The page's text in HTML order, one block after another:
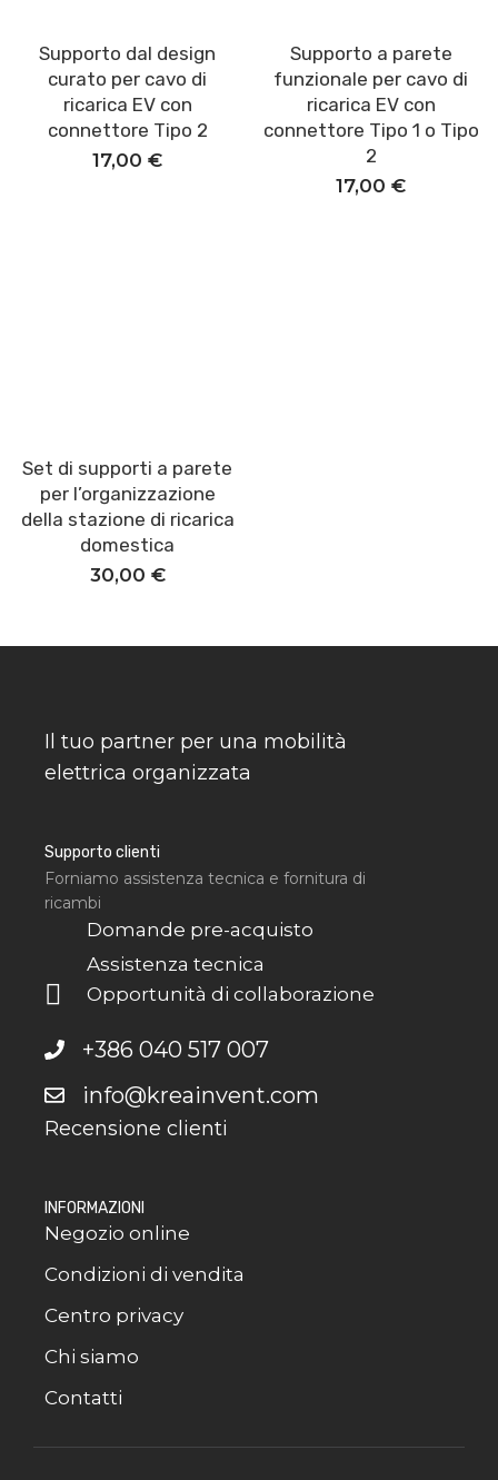
Aggiungi al carrello
Supporto dal design
curato per cavo di
ricarica EV con
connettore Tipo 2
17,00 €
Aggiungi al carrello
Supporto a parete
funzionale per cavo di
ricarica EV con
connettore Tipo 1 o Tipo
2
17,00 €
Aggiungi al carrello
Set di supporti a parete
per l’organizzazione
della stazione di ricarica
domestica
30,00 €
Il tuo partner per una mobilità
elettrica organizzata
Supporto clienti
Forniamo assistenza tecnica e fornitura di
ricambi
Domande pre-acquisto
Assistenza tecnica
Opportunità di collaborazione
+386 040 517 007
info@kreainvent.com
Recensione clienti
INFORMAZIONI
Negozio online
Condizioni di vendita
Centro privacy
Chi siamo
Contatti